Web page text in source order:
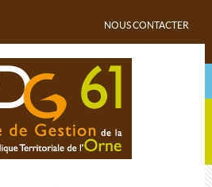
NOUS CONTACTER